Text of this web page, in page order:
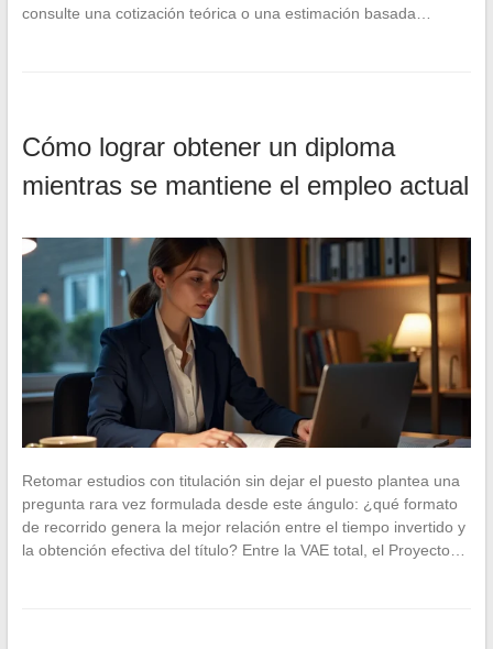
consulte una cotización teórica o una estimación basada…
Cómo lograr obtener un diploma
mientras se mantiene el empleo actual
Retomar estudios con titulación sin dejar el puesto plantea una
pregunta rara vez formulada desde este ángulo: ¿qué formato
de recorrido genera la mejor relación entre el tiempo invertido y
la obtención efectiva del título? Entre la VAE total, el Proyecto…